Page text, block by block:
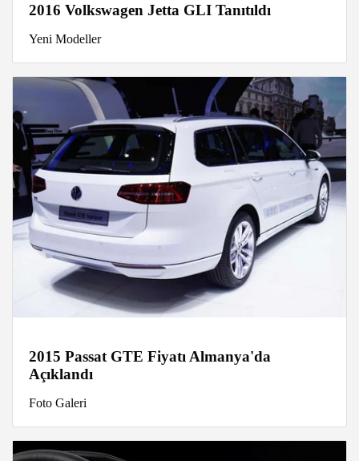
2016 Volkswagen Jetta GLI Tanıtıldı
Yeni Modeller
2015 Passat GTE Fiyatı Almanya'da
Açıklandı
Foto Galeri